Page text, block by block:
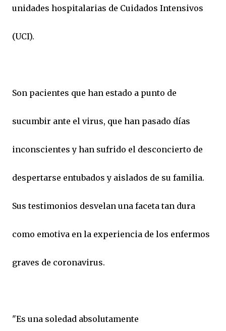
unidades hospitalarias de Cuidados Intensivos
(UCI).
Son pacientes que han estado a punto de
sucumbir ante el virus, que han pasado días
inconscientes y han sufrido el desconcierto de
despertarse entubados y aislados de su familia.
Sus testimonios desvelan una faceta tan dura
como emotiva en la experiencia de los enfermos
graves de coronavirus.
"Es una soledad absolutamente